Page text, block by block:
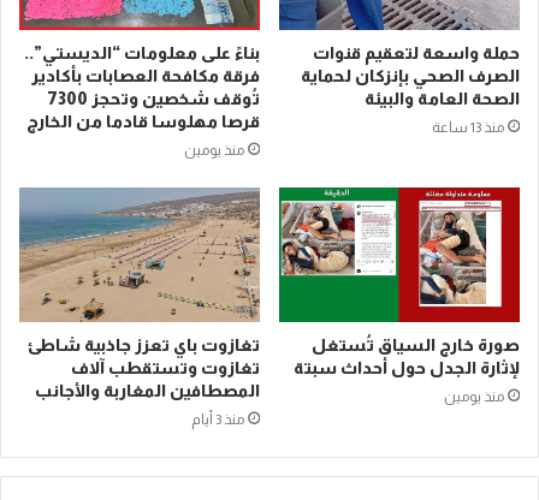
حملة واسعة لتعقيم قنوات
الصرف الصحي بإنزكان لحماية
الصحة العامة والبيئة
منذ 13 ساعة
بناءً على معلومات “الديستي”..
فرقة مكافحة العصابات بأكادير
تُوقف شخصين وتحجز 7300
قرصا مهلوسا قادما من الخارج
منذ يومين
صورة خارج السياق تُستغل
لإثارة الجدل حول أحداث سبتة
منذ يومين
تغازوت باي تعزز جاذبية شاطئ
تغازوت وتستقطب آلاف
المصطافين المغاربة والأجانب
منذ 3 أيام